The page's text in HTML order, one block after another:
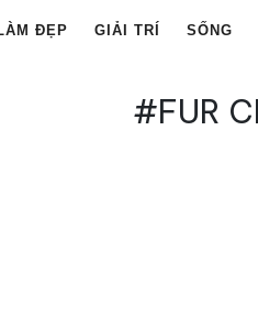
ĐẸP GIẢI TRÍ SỐNG
#FUR